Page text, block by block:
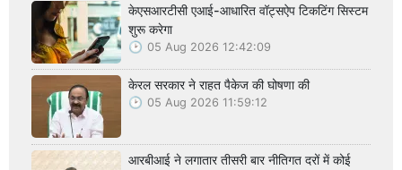
केएसआरटीसी एआई-आधारित वॉट्सऐप टिकटिंग सिस्टम
शुरू करेगा
05 Aug 2026 12:42:09
केरल सरकार ने राहत पैकेज की घोषणा की
05 Aug 2026 11:59:12
आरबीआई ने लगातार तीसरी बार नीतिगत दरों में कोई